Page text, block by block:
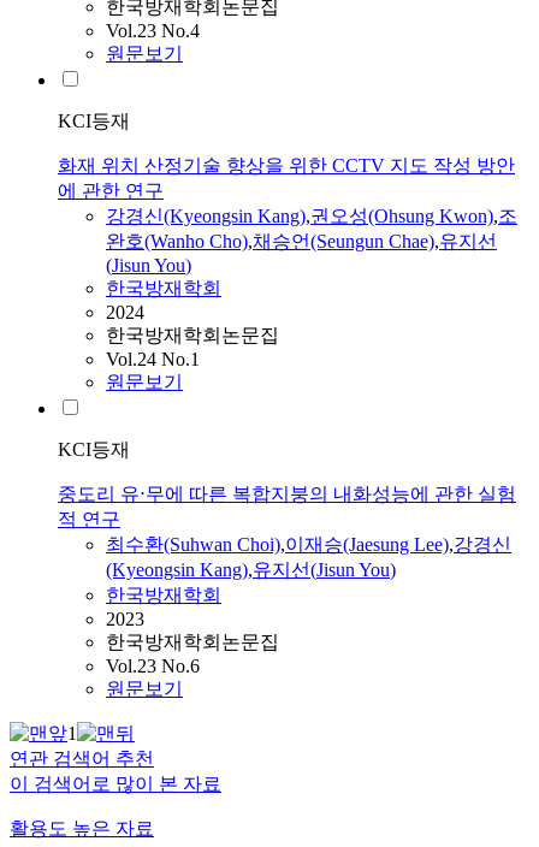
한국방재학회논문집
Vol.23 No.4
원문보기
KCI등재
화재 위치 산정기술 향상을 위한 CCTV 지도 작성 방안
에 관한 연구
강경신(Kyeongsin Kang),권오성(Ohsung Kwon),조
완호(Wanho Cho),채승언(Seungun Chae),유지선
(JisunYou)
한국방재학회
2024
한국방재학회논문집
Vol.24 No.1
원문보기
KCI등재
중도리 유⋅무에 따른 복합지붕의 내화성능에 관한 실험
적 연구
최수환(Suhwan Choi),이재승(Jaesung Lee),강경신
(Kyeongsin Kang),유지선(JisunYou)
한국방재학회
2023
한국방재학회논문집
Vol.23 No.6
원문보기
1
연관 검색어 추천
이 검색어로 많이 본 자료
활용도 높은 자료